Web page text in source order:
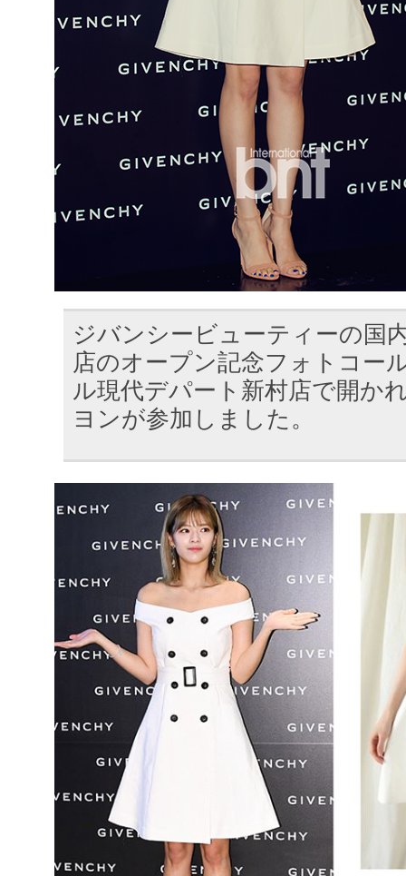
ジバンシービューティーの国
店のオープン記念フォトコー
ル現代デパート新村店で開か
ヨンが参加しました。